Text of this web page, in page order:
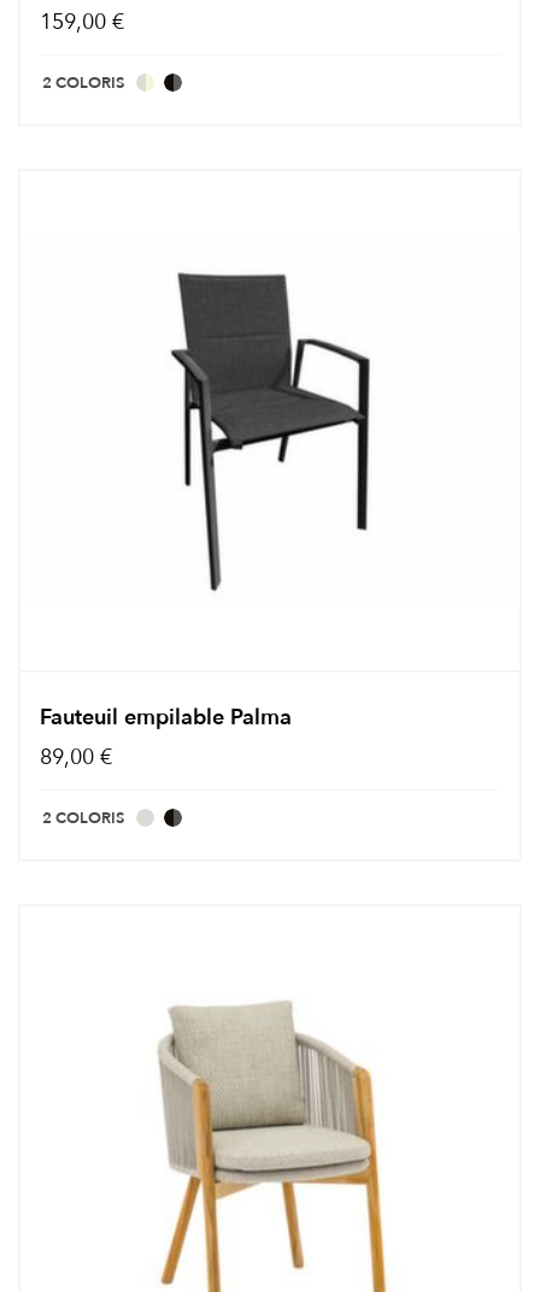
159,00 €
2 COLORIS
Fauteuil empilable Palma
89,00 €
2 COLORIS